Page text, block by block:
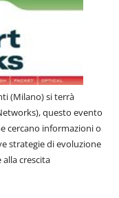
(Milano) si terrà
questo evento
cercano informazioni o
strategie di evoluzione
crescita